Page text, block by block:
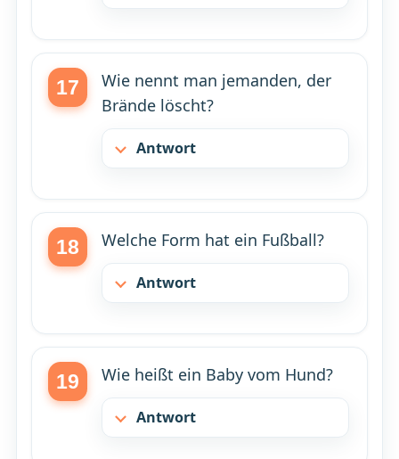
Wie nennt man jemanden, der
Brände löscht?
Antwort
Welche Form hat ein Fußball?
Antwort
Wie heißt ein Baby vom Hund?
Antwort